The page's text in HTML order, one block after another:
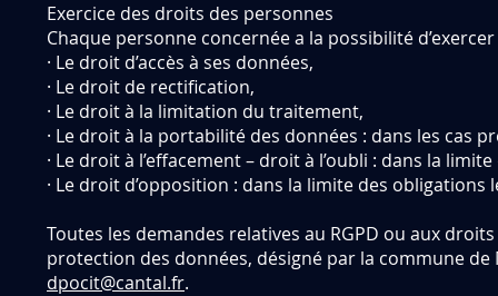
Exercice des droits des personnes
Chaque personne concernée a la possibilité
· Le droit d’accès à ses données,
· Le droit de rectification,
· Le droit à la limitation du traitement,
· Le droit à la portabilité des données : dans les cas
· Le droit à l’effacement – droit à l’oubli : dans la
· Le droit d’opposition : dans la limite des obligations
Toutes les demandes relatives au RGPD ou aux
protection des données, désigné par la commune de
dpocit@cantal.fr.